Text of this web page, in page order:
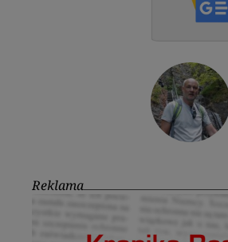
Reklama